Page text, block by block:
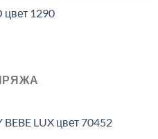
1290
LUX цвет 70452